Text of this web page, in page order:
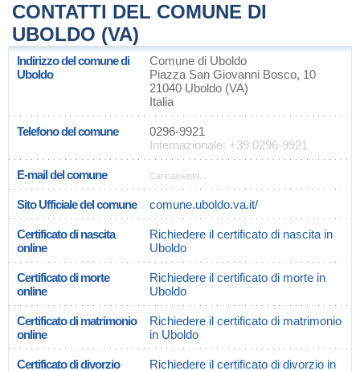
CONTATTI DEL COMUNE DI
UBOLDO (VA)
Indirizzo del comune di
Uboldo
Comune di Uboldo
Piazza San Giovanni Bosco, 10
21040 Uboldo (VA)
Italia
Telefono del comune
0296-9921
Internazionale: +39 0296-9921
E-mail del comune Caricamento...
Sito Ufficiale del comune comune.uboldo.va.it/
Certificato di nascita
online
Richiedere il certificato di nascita in
Uboldo
Certificato di morte
online
Richiedere il certificato di morte in
Uboldo
Certificato di matrimonio
online
Richiedere il certificato di matrimonio
in Uboldo
Certificato di divorzio
Richiedere il certificato di divorzio in